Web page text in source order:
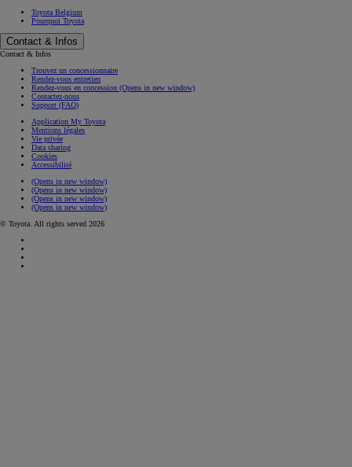
Toyota Belgium
Pourquoi Toyota
Contact & Infos
Contact & Infos
Trouvez un concessionnaire
Rendez-vous entretien
Rendez-vous en concession (Opens in new window)
Contactez-nous
Support (FAQ)
Application My Toyota
Mentions légales
Vie privée
Data sharing
Cookies
Accessibilité
(Opens in new window)
(Opens in new window)
(Opens in new window)
(Opens in new window)
© Toyota. All rights served 2026